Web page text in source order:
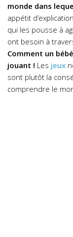
monde dans
appétit
qui les pousse à
ont besoin à
Comment un
jouant ! Les jeux
sont plutôt la
comprendre le